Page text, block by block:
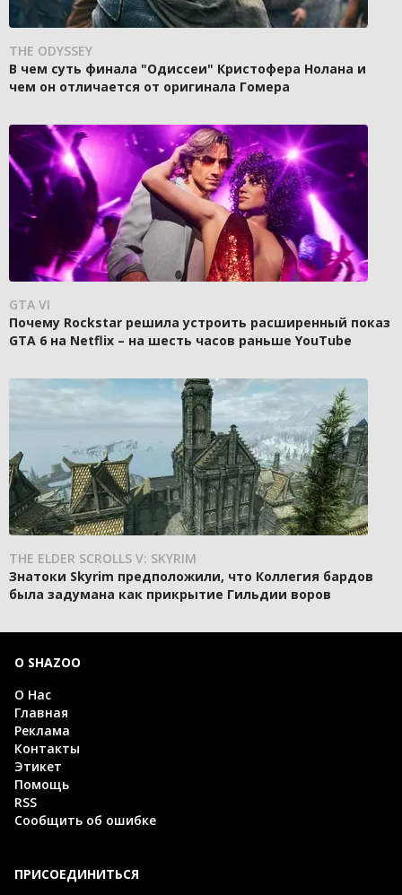
THE ODYSSEY
В чем суть финала "Одиссеи" Кристофера Нолана и
чем он отличается от оригинала Гомера
GTA VI
Почему Rockstar решила устроить расширенный показ
GTA 6 на Netflix – на шесть часов раньше YouTube
THE ELDER SCROLLS V: SKYRIM
Знатоки Skyrim предположили, что Коллегия бардов
была задумана как прикрытие Гильдии воров
О SHAZOO
О Нас
Главная
Реклама
Контакты
Этикет
Помощь
RSS
Сообщить об ошибке
ПРИСОЕДИНИТЬСЯ